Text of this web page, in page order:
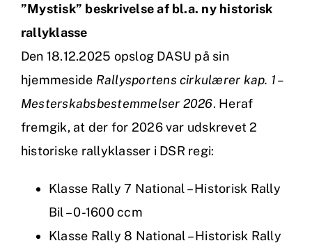
”Mystisk” beskrivelse af bl.a. ny historisk
rallyklasse
Den 18.12.2025 opslog DASU på sin
hjemmeside Rallysportens cirkulærer kap. 1 –
Mesterskabsbestemmelser 2026. Heraf
fremgik, at der for 2026 var udskrevet 2
historiske rallyklasser i DSR regi:
Klasse Rally 7 National – Historisk Rally
Bil – 0-1600 ccm
Klasse Rally 8 National – Historisk Rally